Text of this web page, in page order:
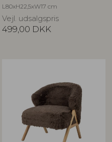
L80xH22,5xW17 cm
Vejl. udsalgspris
499,00 DKK